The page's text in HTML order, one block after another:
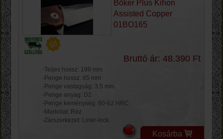
Böker Plus Kihon
Assisted Copper
01BO165
Bruttó ár: 48.390 Ft
-Teljes hossz: 199 mm
-Penge hossz: 85 mm
-Penge vastagság: 3.5 mm
-Penge anyag: D2
-Penge keménység: 60-62 HRC
-Markolat: Réz
-Zárszerkezet: Liner-lock
Kosárba